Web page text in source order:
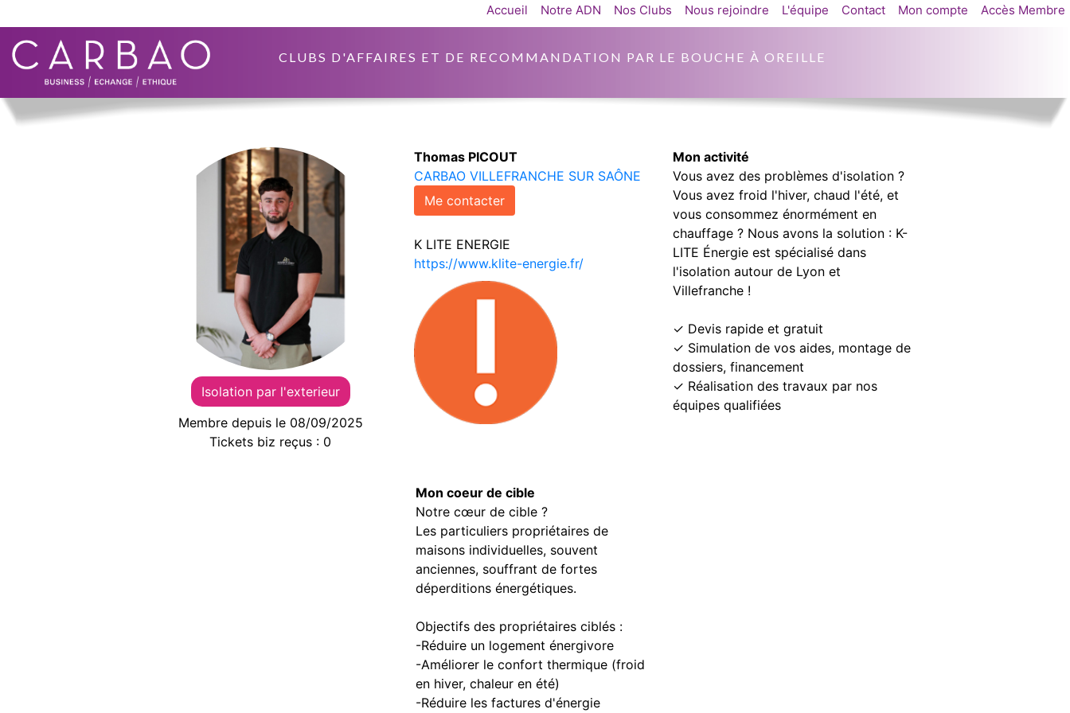
CLUBS D'AFFAIRES ET DE RECOMMANDATION PAR LE BOUCHE À OREILLE
Accueil Notre ADN Nos Clubs Nous rejoindre L'équipe Contact Mon compte Accès Membre
Isolation par l'exterieur
Membre depuis le 08/09/2025
Tickets biz reçus : 0
Thomas PICOUT
CARBAO VILLEFRANCHE SUR SAÔNE
Me contacter
K LITE ENERGIE
https://www.klite-energie.fr/
Mon activité
Vous avez des problèmes d'isolation ?
Vous avez froid l'hiver, chaud l'été, et
vous consommez énormément en
chauffage ? Nous avons la solution : K-
LITE Énergie est spécialisé dans
l'isolation autour de Lyon et
Villefranche !
✓ Devis rapide et gratuit
✓ Simulation de vos aides, montage de
dossiers, financement
✓ Réalisation des travaux par nos
équipes qualifiées
Mon coeur de cible
Notre cœur de cible ?
Les particuliers propriétaires de
maisons individuelles, souvent
anciennes, souffrant de fortes
déperditions énergétiques.
Objectifs des propriétaires ciblés :
-Réduire un logement énergivore
-Améliorer le confort thermique (froid
en hiver, chaleur en été)
-Réduire les factures d'énergie